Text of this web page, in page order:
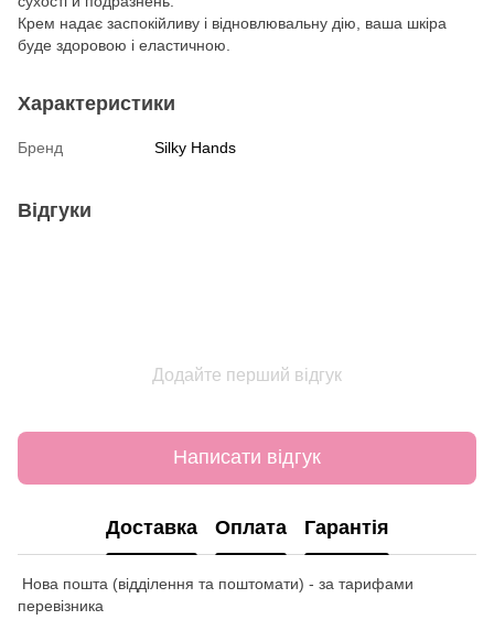
Крем надає заспокійливу і відновлювальну дію, ваша шкіра
буде здоровою і еластичною.
Характеристики
Бренд Silky Hands
Відгуки
Додайте перший відгук
Написати відгук
Доставка Оплата Гарантія
Нова пошта (відділення та поштомати) - за тарифами
перевізника